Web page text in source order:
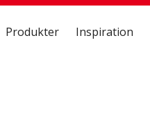
Produkter Inspiration